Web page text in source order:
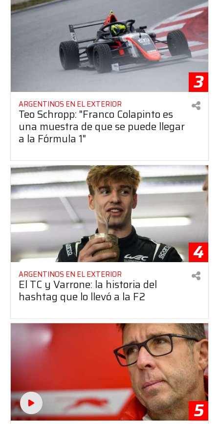
3
ARGENTINOS EN EL EXTERIOR
Teo Schropp: "Franco Colapinto es
una muestra de que se puede llegar
a la Fórmula 1"
4
ARGENTINOS EN EL EXTERIOR
El TC y Varrone: la historia del
hashtag que lo llevó a la F2
5